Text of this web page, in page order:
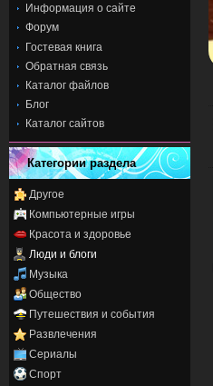
Информация о сайте
Форум
Гостевая книга
Обратная связь
Каталог файлов
Блог
Каталог сайтов
Категории раздела
Другое
Компьютерные игры
Красота и здоровье
Люди и блоги
Музыка
Общество
Путешествия и события
Развлечения
Сериалы
Спорт